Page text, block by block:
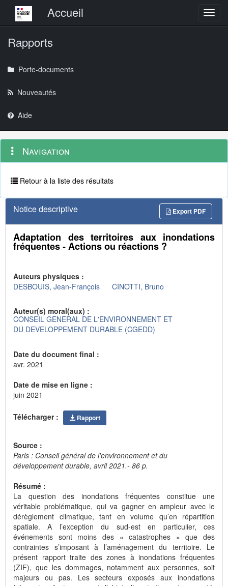
Menu principalAccueil
Rapports
Porte-documents
Nouveautés
Aide
Navigation
outils
Menu
contextuel
Navigation
Retour à la liste des résultats
Notice descriptive Export PDF
Adaptation des territoires aux inondations
fréquentes - Actions ou réactions ?
Auteurs physiques :
DESBOUIS, Jean-François
CINOTTI, Bruno
Auteur(s) moral(aux) :
CONSEIL GENERAL DE L'ENVIRONNEMENT ET
DU DEVELOPPEMENT DURABLE (CGEDD)
Date du document final :
avr. 2021
Date de mise en ligne :
juin 2021
Télécharger : Rapport
Source :
Paris : Conseil général de l'environnement et du
développement durable, avril 2021.- 86 p.
Résumé :
La question des inondations fréquentes constitue une
véritable problématique, qui va gagner en ampleur avec le
dérèglement climatique, tant en volume qu’en répartition
spatiale. A l’exception du sud-est en particulier, ces
événements sont moins des « catastrophes » que des
contraintes s’imposant à l’aménagement du territoire. Le
présent rapport traite des zones à inondations fréquentes
(ZIF), que les dommages, notamment aux personnes, soit
majeurs ou pas. Les secteurs exposés aux inondations